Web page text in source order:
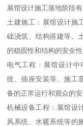
展馆设计施工落地阶段
土建施工：展馆设计施
础浇筑、结构搭建等。
的稳固性和结构的安全性
电气工程：展馆设计
统、插座安装等。施工
备的正常运行和观众的安
机械设备工程：展馆设
风系统、水暖系统等的